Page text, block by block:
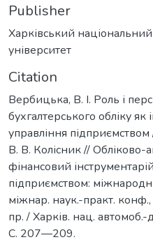
Publisher
Харківський
університет
Citation
Вербицька, В. І. Роль і
бухгалтерського обліку
управління
В. В. Колісник // Обліково-
фінансовий
підприємством:
міжнар. наук.-практ.
пр. / Харків. нац.
С. 207—209.